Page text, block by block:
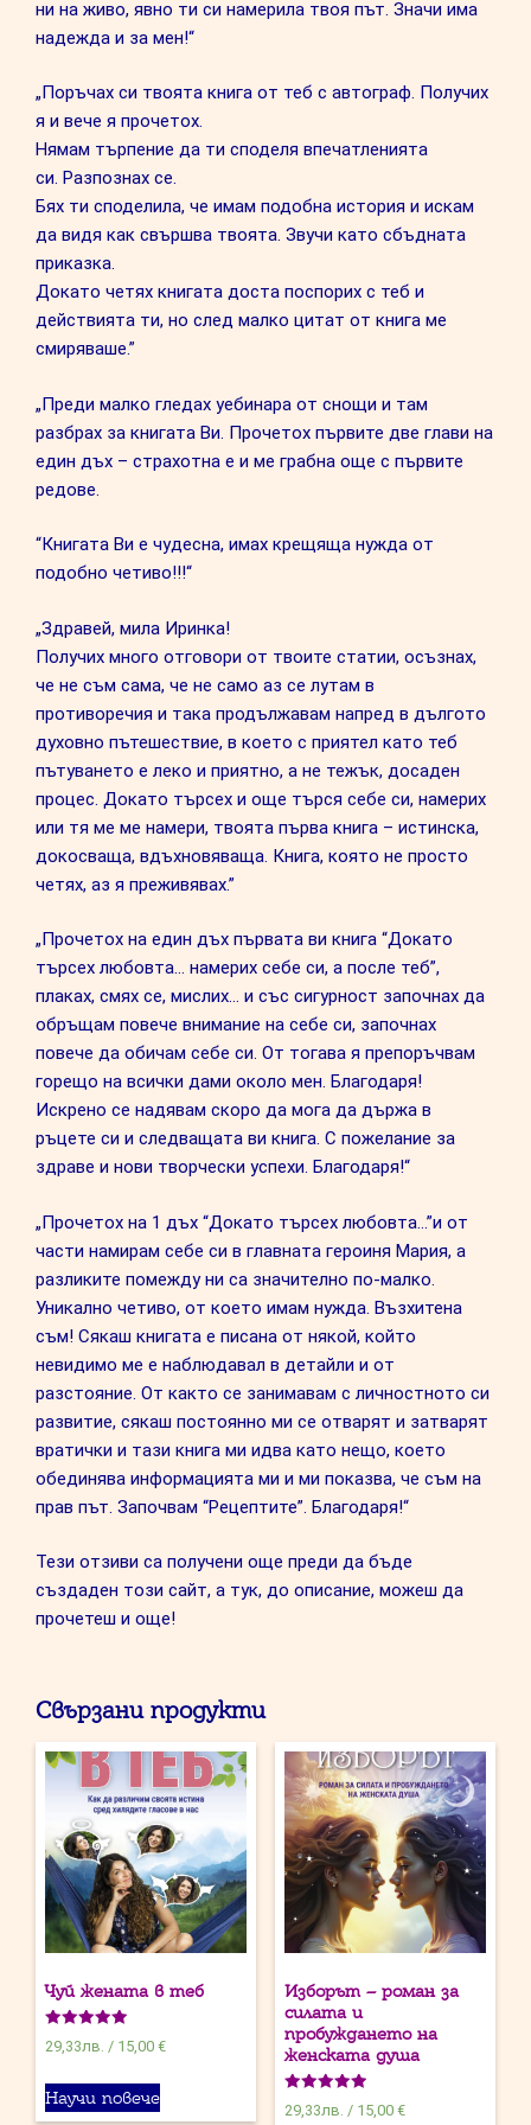
ни на живо, явно ти си намерила твоя път. Значи има
надежда и за мен!“
„Поръчах си твоята книга от теб с автограф. Получих
я и вече я прочетох.
Нямам търпение да ти споделя впечатленията
си. Разпознах се.
Бях ти споделила, че имам подобна история и искам
да видя как свършва твоята. Звучи като сбъдната
приказка.
Докато четях книгата доста поспорих с теб и
действията ти, но след малко цитат от книга ме
смиряваше.”
„Преди малко гледах уебинара от снощи и там
разбрах за книгата Ви. Прочетох първите две глави на
един дъх – страхотна е и ме грабна още с първите
редове.
“Книгата Ви е чудесна, имах крещяща нужда от
подобно четиво!!!“
„Здравей, мила Иринка!
Получих много отговори от твоите статии, осъзнах,
че не съм сама, че не само аз се лутам в
противоречия и така продължавам напред в дългото
духовно пътешествие, в което с приятел като теб
пътуването е леко и приятно, а не тежък, досаден
процес. Докато търсех и още търся себе си, намерих
или тя ме ме намери, твоята първа книга – истинска,
докосваща, вдъхновяваща. Книга, която не просто
четях, аз я преживявах.”
„Прочетох на един дъх първата ви книга “Докато
търсех любовта… намерих себе си, а после теб”,
плаках, смях се, мислих… и със сигурност започнах да
обръщам повече внимание на себе си, започнах
повече да обичам себе си. От тогава я препоръчвам
горещо на всички дами около мен. Благодаря!
Искрено се надявам скоро да мога да държа в
ръцете си и следващата ви книга. С пожелание за
здраве и нови творчески успехи. Благодаря!“
„Прочетох на 1 дъх “Докато търсех любовта…”и от
части намирам себе си в главната героиня Мария, а
разликите помежду ни са значително по-малко.
Уникално четиво, от което имам нужда. Възхитена
съм! Сякаш книгата е писана от някой, който
невидимо ме е наблюдавал в детайли и от
разстояние. От както се занимавам с личностното си
развитие, сякаш постоянно ми се отварят и затварят
вратички и тази книга ми идва като нещо, което
обединява информацията ми и ми показва, че съм на
прав път. Започвам “Рецептите”. Благодаря!“
Тези отзиви са получени още преди да бъде
създаден този сайт, а тук, до описание, можеш да
прочетеш и още!
Свързани продукти
Чуй жената в теб
Оценено на
5.00
29,33лв. / 15,00 €
Научи повече
Изборът – роман за
силата и
пробуждането на
женската душа
Оценено на
5.00
29,33лв. / 15,00 €